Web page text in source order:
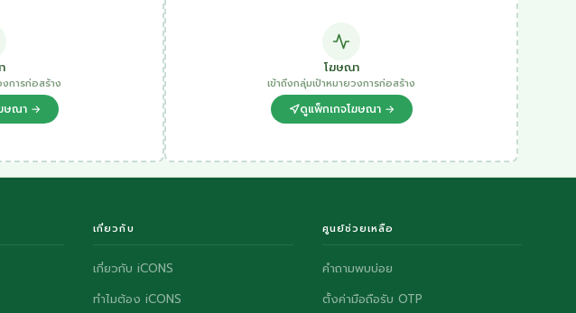
งการก่อสร้าง
ษณา →
โฆษณา
เข้าถึงกลุ่มเป้าหมายวงการก่อสร้าง
ดูแพ็กเกจโฆษณา →
เกี่ยวกับ
เกี่ยวกับ iCONS
ทำไมต้อง iCONS
ศูนย์ช่วยเหลือ
คำถามพบบ่อย
ตั้งค่ามือถือรับ OTP